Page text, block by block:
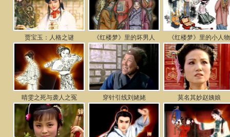
贾宝玉：人格之谜 《红楼梦》里的坏男人 《红楼梦》里的小人物
晴雯之死与袭人之冤 穿针引线刘姥姥 莫名其妙赵姨娘